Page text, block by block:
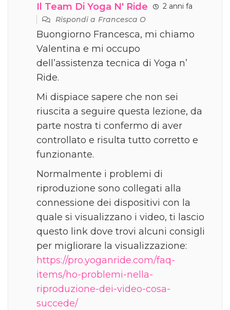
Il Team Di Yoga N' Ride
2 anni fa
Rispondi aFrancesca O
Buongiorno Francesca, mi chiamo
Valentina e mi occupo
dell’assistenza tecnica di Yoga n’
Ride.
Mi dispiace sapere che non sei
riuscita a seguire questa lezione, da
parte nostra ti confermo di aver
controllato e risulta tutto corretto e
funzionante.
Normalmente i problemi di
riproduzione sono collegati alla
connessione dei dispositivi con la
quale si visualizzano i video, ti lascio
questo link dove trovi alcuni consigli
per migliorare la visualizzazione:
https://pro.yoganride.com/faq-
items/ho-problemi-nella-
riproduzione-dei-video-cosa-
succede/